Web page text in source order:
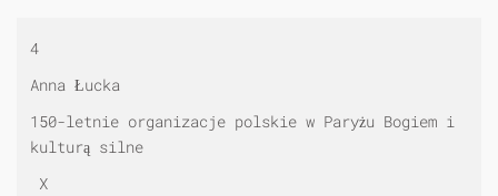
4
Anna Łucka
150-letnie organizacje polskie w Paryżu Bogiem i
kulturą silne
X